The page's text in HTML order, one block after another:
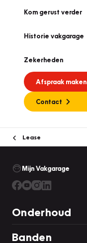
Kom gerust verder
Historie vakgarage
Zekerheden
Afspraak maken
Contact
Lease
Mijn Vakgarage
Onderhoud
Banden